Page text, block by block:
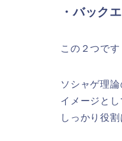
・バック
この２つです
ソシャゲ理
イメージと
しっかり役